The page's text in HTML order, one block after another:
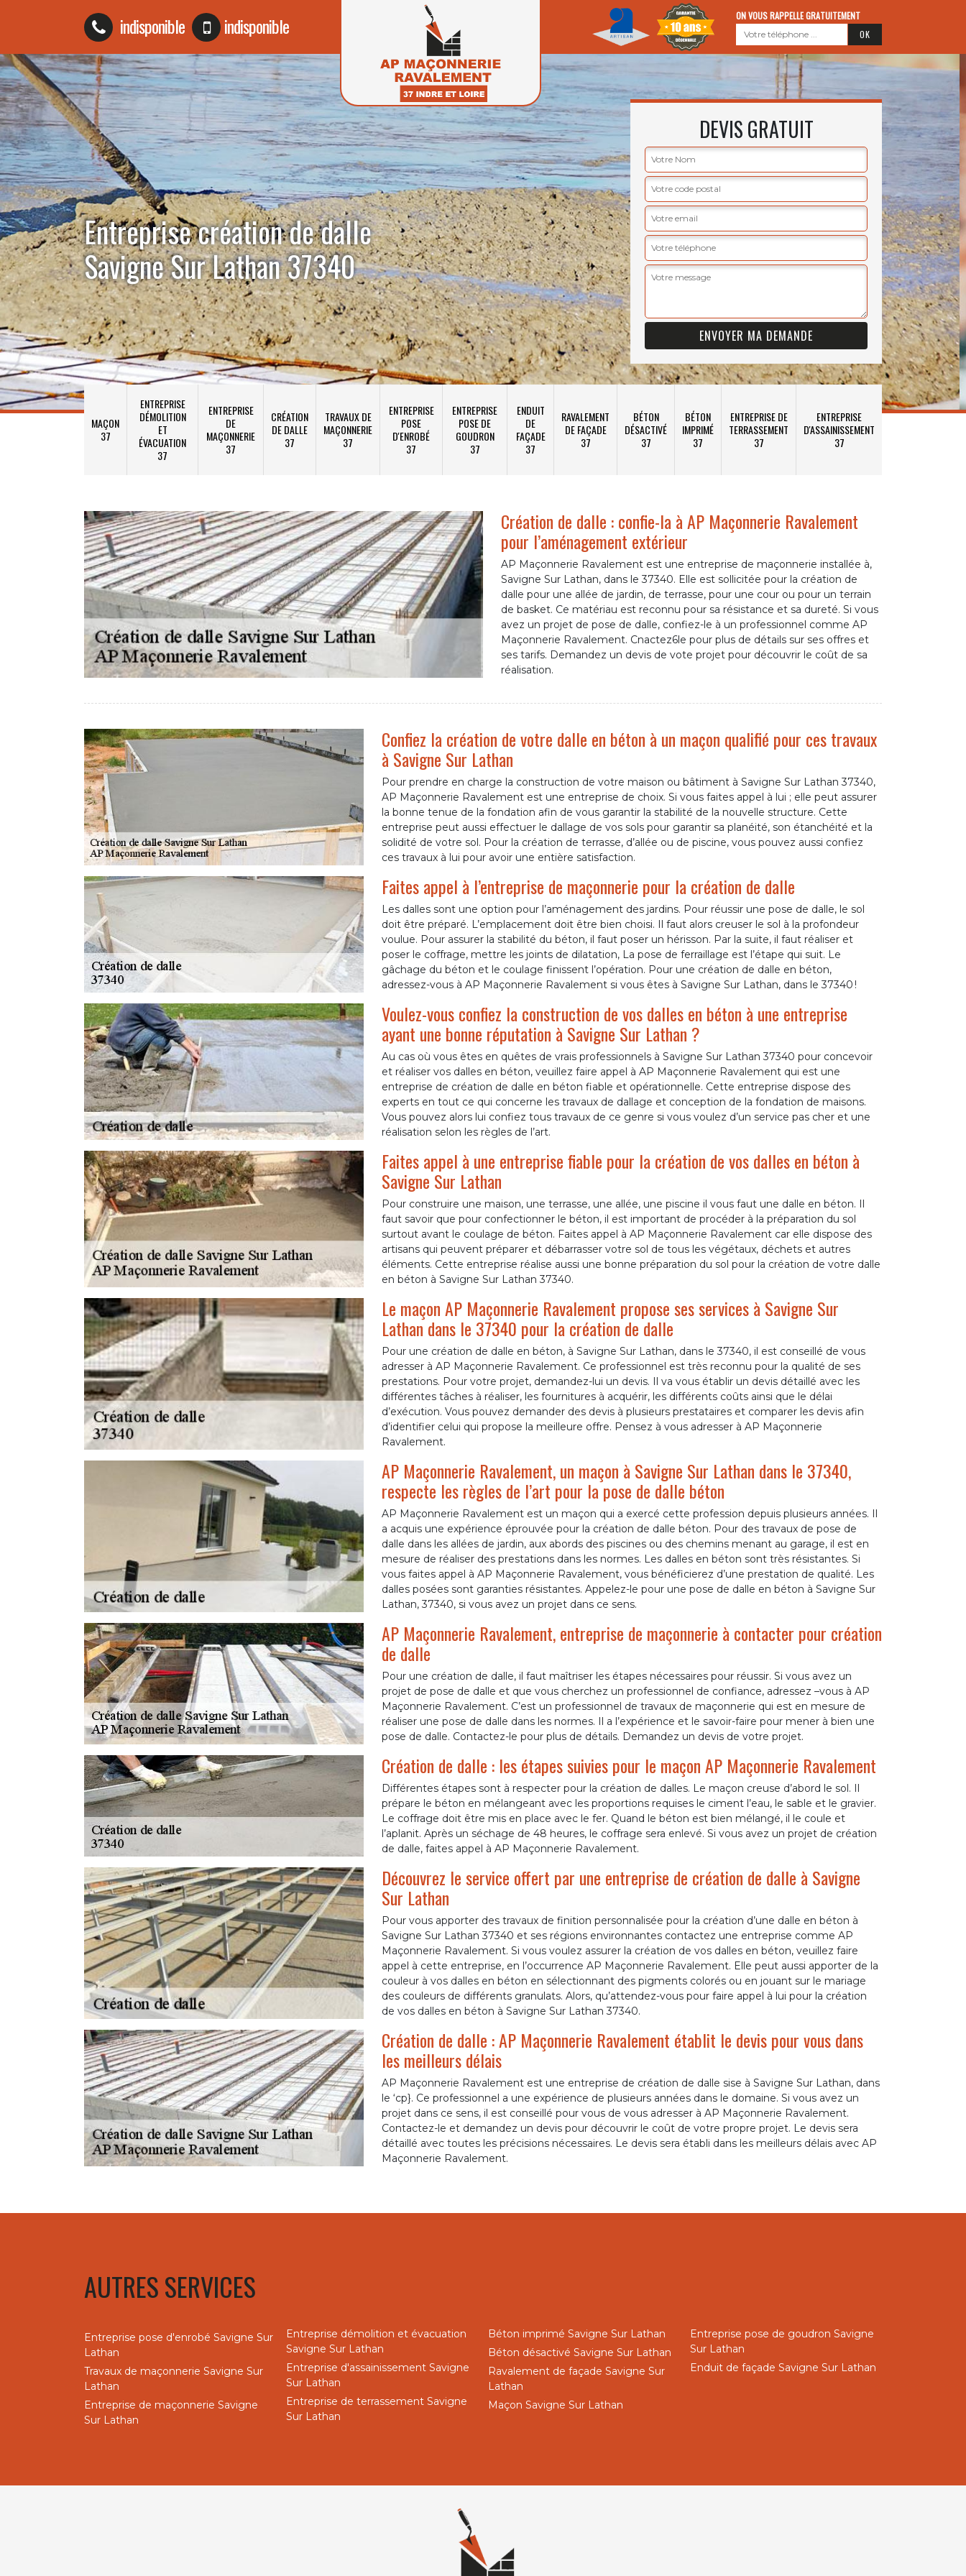
indisponible indisponible ON VOUS RAPPELLE GRATUITEMENT
Entreprise création de dalle
Savigne Sur Lathan 37340
DEVIS GRATUIT
MAÇON
37
ENTREPRISE
DÉMOLITION
ET
ÉVACUATION
37
ENTREPRISE
DE
MAÇONNERIE
37
CRÉATION
DE DALLE
37
TRAVAUX DE
MAÇONNERIE
37
ENTREPRISE
POSE
D'ENROBÉ
37
ENTREPRISE
POSE DE
GOUDRON
37
ENDUIT
DE
FAÇADE
37
RAVALEMENT
DE FAÇADE
37
BÉTON
DÉSACTIVÉ
37
BÉTON
IMPRIMÉ
37
ENTREPRISE DE
TERRASSEMENT
37
ENTREPRISE
D'ASSAINISSEMENT
37
Création de dalle : confie-la à AP Maçonnerie Ravalement
pour l’aménagement extérieur
AP Maçonnerie Ravalement est une entreprise de maçonnerie installée à,
Savigne Sur Lathan, dans le 37340. Elle est sollicitée pour la création de
dalle pour une allée de jardin, de terrasse, pour une cour ou pour un terrain
de basket. Ce matériau est reconnu pour sa résistance et sa dureté. Si vous
avez un projet de pose de dalle, confiez-le à un professionnel comme AP
Maçonnerie Ravalement. Cnactez6le pour plus de détails sur ses offres et
ses tarifs. Demandez un devis de vote projet pour découvrir le coût de sa
réalisation.
Confiez la création de votre dalle en béton à un maçon qualifié pour ces travaux
à Savigne Sur Lathan
Pour prendre en charge la construction de votre maison ou bâtiment à Savigne Sur Lathan 37340,
AP Maçonnerie Ravalement est une entreprise de choix. Si vous faites appel à lui ; elle peut assurer
la bonne tenue de la fondation afin de vous garantir la stabilité de la nouvelle structure. Cette
entreprise peut aussi effectuer le dallage de vos sols pour garantir sa planéité, son étanchéité et la
solidité de votre sol. Pour la création de terrasse, d’allée ou de piscine, vous pouvez aussi confiez
ces travaux à lui pour avoir une entière satisfaction.
Faites appel à l’entreprise de maçonnerie pour la création de dalle
Les dalles sont une option pour l’aménagement des jardins. Pour réussir une pose de dalle, le sol
doit être préparé. L’emplacement doit être bien choisi. Il faut alors creuser le sol à la profondeur
voulue. Pour assurer la stabilité du béton, il faut poser un hérisson. Par la suite, il faut réaliser et
poser le coffrage, mettre les joints de dilatation, La pose de ferraillage est l’étape qui suit. Le
gâchage du béton et le coulage finissent l’opération. Pour une création de dalle en béton,
adressez-vous à AP Maçonnerie Ravalement si vous êtes à Savigne Sur Lathan, dans le 37340 !
Voulez-vous confiez la construction de vos dalles en béton à une entreprise
ayant une bonne réputation à Savigne Sur Lathan ?
Au cas où vous êtes en quêtes de vrais professionnels à Savigne Sur Lathan 37340 pour concevoir
et réaliser vos dalles en béton, veuillez faire appel à AP Maçonnerie Ravalement qui est une
entreprise de création de dalle en béton fiable et opérationnelle. Cette entreprise dispose des
experts en tout ce qui concerne les travaux de dallage et conception de la fondation de maisons.
Vous pouvez alors lui confiez tous travaux de ce genre si vous voulez d’un service pas cher et une
réalisation selon les règles de l’art.
Faites appel à une entreprise fiable pour la création de vos dalles en béton à
Savigne Sur Lathan
Pour construire une maison, une terrasse, une allée, une piscine il vous faut une dalle en béton. Il
faut savoir que pour confectionner le béton, il est important de procéder à la préparation du sol
surtout avant le coulage de béton. Faites appel à AP Maçonnerie Ravalement car elle dispose des
artisans qui peuvent préparer et débarrasser votre sol de tous les végétaux, déchets et autres
éléments. Cette entreprise réalise aussi une bonne préparation du sol pour la création de votre dalle
en béton à Savigne Sur Lathan 37340.
Le maçon AP Maçonnerie Ravalement propose ses services à Savigne Sur
Lathan dans le 37340 pour la création de dalle
Pour une création de dalle en béton, à Savigne Sur Lathan, dans le 37340, il est conseillé de vous
adresser à AP Maçonnerie Ravalement. Ce professionnel est très reconnu pour la qualité de ses
prestations. Pour votre projet, demandez-lui un devis. Il va vous établir un devis détaillé avec les
différentes tâches à réaliser, les fournitures à acquérir, les différents coûts ainsi que le délai
d’exécution. Vous pouvez demander des devis à plusieurs prestataires et comparer les devis afin
d’identifier celui qui propose la meilleure offre. Pensez à vous adresser à AP Maçonnerie
Ravalement.
AP Maçonnerie Ravalement, un maçon à Savigne Sur Lathan dans le 37340,
respecte les règles de l’art pour la pose de dalle béton
AP Maçonnerie Ravalement est un maçon qui a exercé cette profession depuis plusieurs années. Il
a acquis une expérience éprouvée pour la création de dalle béton. Pour des travaux de pose de
dalle dans les allées de jardin, aux abords des piscines ou des chemins menant au garage, il est en
mesure de réaliser des prestations dans les normes. Les dalles en béton sont très résistantes. Si
vous faites appel à AP Maçonnerie Ravalement, vous bénéficierez d’une prestation de qualité. Les
dalles posées sont garanties résistantes. Appelez-le pour une pose de dalle en béton à Savigne Sur
Lathan, 37340, si vous avez un projet dans ce sens.
AP Maçonnerie Ravalement, entreprise de maçonnerie à contacter pour création
de dalle
Pour une création de dalle, il faut maîtriser les étapes nécessaires pour réussir. Si vous avez un
projet de pose de dalle et que vous cherchez un professionnel de confiance, adressez –vous à AP
Maçonnerie Ravalement. C’est un professionnel de travaux de maçonnerie qui est en mesure de
réaliser une pose de dalle dans les normes. Il a l’expérience et le savoir-faire pour mener à bien une
pose de dalle. Contactez-le pour plus de détails. Demandez un devis de votre projet.
Création de dalle : les étapes suivies pour le maçon AP Maçonnerie Ravalement
Différentes étapes sont à respecter pour la création de dalles. Le maçon creuse d’abord le sol. Il
prépare le béton en mélangeant avec les proportions requises le ciment l’eau, le sable et le gravier.
Le coffrage doit être mis en place avec le fer. Quand le béton est bien mélangé, il le coule et
l’aplanit. Après un séchage de 48 heures, le coffrage sera enlevé. Si vous avez un projet de création
de dalle, faites appel à AP Maçonnerie Ravalement.
Découvrez le service offert par une entreprise de création de dalle à Savigne
Sur Lathan
Pour vous apporter des travaux de finition personnalisée pour la création d’une dalle en béton à
Savigne Sur Lathan 37340 et ses régions environnantes contactez une entreprise comme AP
Maçonnerie Ravalement. Si vous voulez assurer la création de vos dalles en béton, veuillez faire
appel à cette entreprise, en l’occurrence AP Maçonnerie Ravalement. Elle peut aussi apporter de la
couleur à vos dalles en béton en sélectionnant des pigments colorés ou en jouant sur le mariage
des couleurs de différents granulats. Alors, qu’attendez-vous pour faire appel à lui pour la création
de vos dalles en béton à Savigne Sur Lathan 37340.
Création de dalle : AP Maçonnerie Ravalement établit le devis pour vous dans
les meilleurs délais
AP Maçonnerie Ravalement est une entreprise de création de dalle sise à Savigne Sur Lathan, dans
le ‘cp}. Ce professionnel a une expérience de plusieurs années dans le domaine. Si vous avez un
projet dans ce sens, il est conseillé pour vous de vous adresser à AP Maçonnerie Ravalement.
Contactez-le et demandez un devis pour découvrir le coût de votre propre projet. Le devis sera
détaillé avec toutes les précisions nécessaires. Le devis sera établi dans les meilleurs délais avec AP
Maçonnerie Ravalement.
AUTRES SERVICES
Entreprise pose d'enrobé Savigne Sur
Lathan
Travaux de maçonnerie Savigne Sur
Lathan
Entreprise de maçonnerie Savigne
Sur Lathan
Entreprise démolition et évacuation
Savigne Sur Lathan
Entreprise d'assainissement Savigne
Sur Lathan
Entreprise de terrassement Savigne
Sur Lathan
Béton imprimé Savigne Sur Lathan
Béton désactivé Savigne Sur Lathan
Ravalement de façade Savigne Sur
Lathan
Maçon Savigne Sur Lathan
Entreprise pose de goudron Savigne
Sur Lathan
Enduit de façade Savigne Sur Lathan